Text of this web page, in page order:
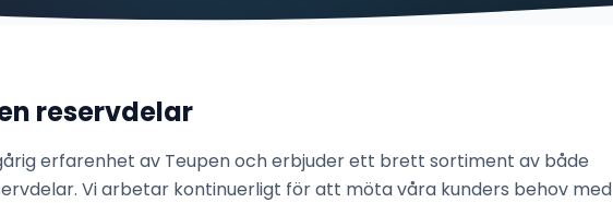
reservdelar
erfarenhet av Teupenoch erbjuder ett brett sortiment av både
Vi arbetar kontinuerligt för att möta våra kunders behov med